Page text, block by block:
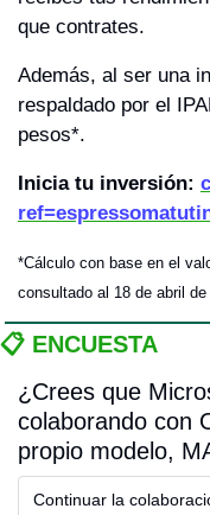
que contrates.
Además, al ser una
respaldado por el
pesos*.
Inicia tu inversión:
*Cálculo con base en el
consultado al 18 de abril de
📋 ENCUESTA
¿Crees que
colaborando con
propio modelo,
Continuar la